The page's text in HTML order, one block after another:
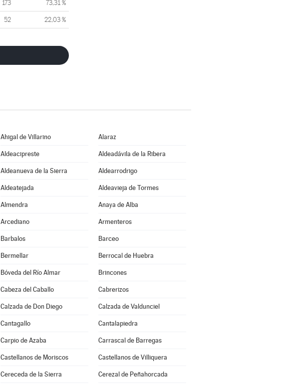
173 73,31 %
52 22,03 %
Ahigal de Villarino Alaraz
Aldeacipreste Aldeadávila de la Ribera
Aldeanueva de la Sierra Aldearrodrigo
Aldeatejada Aldeavieja de Tormes
Almendra Anaya de Alba
Arcediano Armenteros
Barbalos Barceo
Bermellar Berrocal de Huebra
Bóveda del Río Almar Brincones
Cabeza del Caballo Cabrerizos
Calzada de Don Diego Calzada de Valdunciel
Cantagallo Cantalapiedra
Carpio de Azaba Carrascal de Barregas
Castellanos de Moriscos Castellanos de Villiquera
Cereceda de la Sierra Cerezal de Peñahorcada